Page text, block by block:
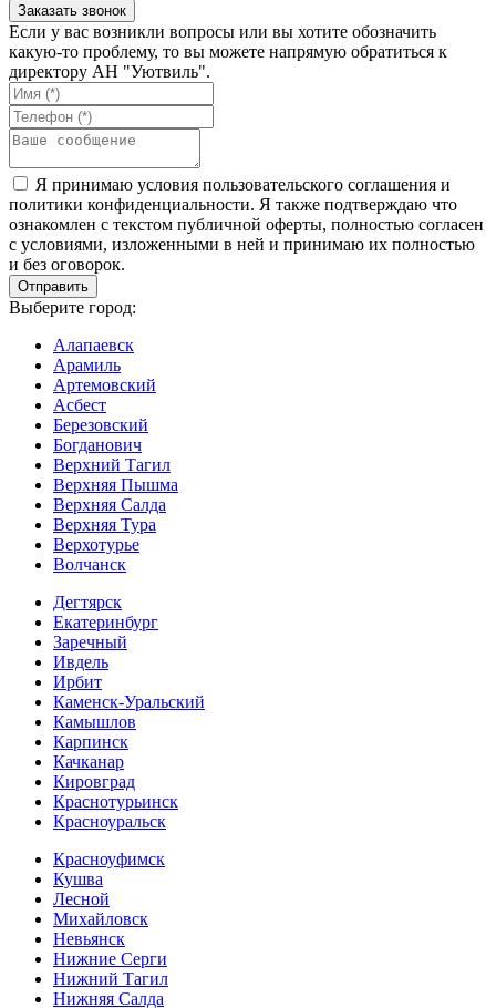
Если у вас возникли вопросы или вы хотите обозначить
какую-то проблему, то вы можете напрямую обратиться к
директору АН "Уютвиль".
Я принимаю условия пользовательского соглашения и
политики конфиденциальности. Я также подтверждаю что
ознакомлен с текстом публичной оферты, полностью согласен
с условиями, изложенными в ней и принимаю их полностью
и без оговорок.
Выберите город:
Алапаевск
Арамиль
Артемовский
Асбест
Березовский
Богданович
Верхний Тагил
Верхняя Пышма
Верхняя Салда
Верхняя Тура
Верхотурье
Волчанск
Дегтярск
Екатеринбург
Заречный
Ивдель
Ирбит
Каменск-Уральский
Камышлов
Карпинск
Качканар
Кировград
Краснотурьинск
Красноуральск
Красноуфимск
Кушва
Лесной
Михайловск
Невьянск
Нижние Серги
Нижний Тагил
Нижняя Салда